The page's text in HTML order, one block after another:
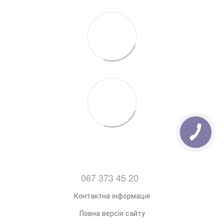
067 373 45 20
Контактна інформація
Повна версія сайту